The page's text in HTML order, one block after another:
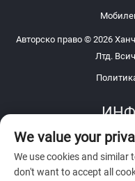
Авторско право © 2026
Лтд.
Запишете се, за да
We value your
We use cookies and similar
don't want to accept all